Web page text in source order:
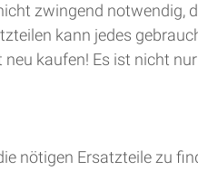
zwingend
kann jedes
kaufen! Es ist nicht
nötigen Ersatzteile zu